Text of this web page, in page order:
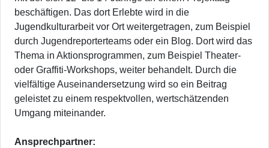
beschäftigen. Das dort Erlebte wird in die
Jugendkulturarbeit vor Ort weitergetragen, zum Beispiel
durch Jugendreporterteams oder ein Blog. Dort wird das
Thema in Aktionsprogrammen, zum Beispiel Theater-
oder Graffiti-Workshops, weiter behandelt. Durch die
vielfältige Auseinandersetzung wird so ein Beitrag
geleistet zu einem respektvollen, wertschätzenden
Umgang miteinander.
Ansprechpartner: